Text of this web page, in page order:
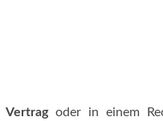
Vertragoder in einem